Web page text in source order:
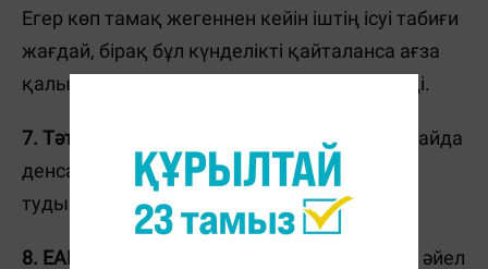
Егер көп тамақ жегеннен кейін іштің ісуі табиғи
жағдай, бірақ бұл күнделікті қайталанса ағза
қалыпты жұмыс істемейді дегенді білдіреді.
7. Тәттіге құмарлық.
Тәтті кез келген жағдайда
денсаулыққа қатысты проблемалар
тудырады.
8. ЕАБ және ауырсыну кезеңдері. Көптеген әйел